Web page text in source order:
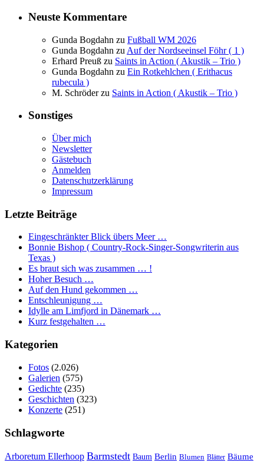
Neuste Kommentare
Gunda Bogdahn zu Fußball WM 2026
Gunda Bogdahn zu Auf der Nordseeinsel Föhr ( 1 )
Erhard Preuß zu Saints in Action ( Akustik – Trio )
Gunda Bogdahn zu Ein Rotkehlchen ( Erithacus
rubecula )
M. Schröderzu Saints in Action ( Akustik – Trio )
Sonstiges
Über mich
Newsletter
Gästebuch
Anmelden
Datenschutzerklärung
Impressum
Letzte Beiträge
Eingeschränkter Blick übers Meer …
Bonnie Bishop ( Country-Rock-Singer-Songwriterin aus
Texas )
Es braut sich was zusammen … !
Hoher Besuch …
Auf den Hund gekommen …
Entschleunigung …
Idylle am Limfjord in Dänemark …
Kurz festgehalten …
Kategorien
Fotos (2.026)
Galerien (575)
Gedichte (235)
Geschichten (323)
Konzerte (251)
Schlagworte
Arboretum Ellerhoop Barmstedt Baum Berlin Blumen Blätter Bäume